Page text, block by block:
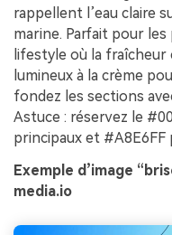
rappellent l’eau claire
marine. Parfait pour
lifestyle où la fraîcheur
lumineux à la crème
fondez les sections
Astuce : réservez le
principaux et #A8E6FF
Exemple d’image
media.io